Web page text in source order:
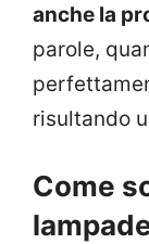
anche la
parole,
risultando
Come